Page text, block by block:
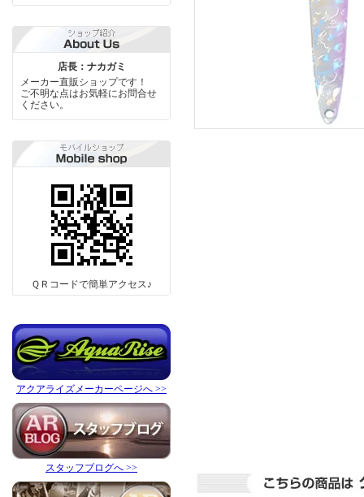
店長：ナカガミ
メーカー直販ショップです！
ご不明な点はお気軽にお問合せ
ください。
ＱＲコードで簡単アクセス♪
アクアライズメーカーページへ >>
スタッフブログへ >>